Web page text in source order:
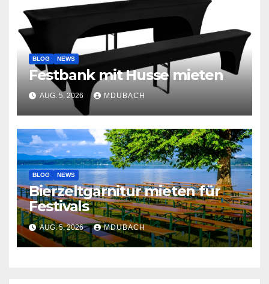
BLOG NEWS
Festbank mit Husse mieten
AUG. 5, 2026 MDUBACH
BLOG NEWS
Bierzeltgarnitur mieten für
Festivals
AUG. 5, 2026 MDUBACH